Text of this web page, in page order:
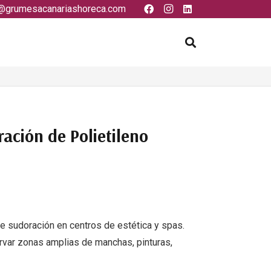
de Polietileno
sudoración en centros de estética y spas.
zonas amplias de manchas, pinturas,